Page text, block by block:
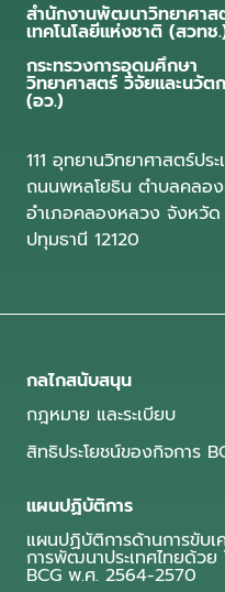
สำนักงานพัฒนาวิทยาศาส
เทคโนโลยีแห่งชาติ (สวทช
กระทรวงการอุดมศึกษา
วิทยาศาสตร์ วิจัยและนวัต
(อว.)
111 อุทยานวิทยาศาสตร์ประ
ถนนพหลโยธิน ตำบลคลอ
อำเภอคลองหลวง จังหวัด
ปทุมธานี 12120
กลไกสนับสนุน
กฎหมาย และระเบียบ
สิทธิประโยชน์ของกิจการ
แผนปฏิบัติการ
แผนปฏิบัติการด้านการขับเ
การพัฒนาประเทศไทยด้วย
BCG พ.ศ. 2564-2570